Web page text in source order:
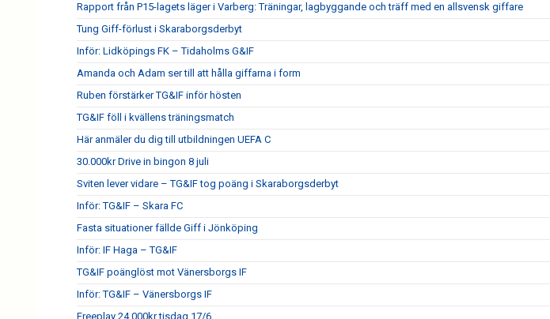
Rapport från P15-lagets läger i Varberg: Träningar, lagbyggande och träff med en allsvensk giffare
Tung Giff-förlust i Skaraborgsderbyt
Inför: Lidköpings FK – Tidaholms G&IF
Amanda och Adam ser till att hålla giffarna i form
Ruben förstärker TG&IF inför hösten
TG&IF föll i kvällens träningsmatch
Här anmäler du dig till utbildningen UEFA C
30.000kr Drive in bingon 8 juli
Sviten lever vidare – TG&IF tog poäng i Skaraborgsderbyt
Inför: TG&IF – Skara FC
Fasta situationer fällde Giff i Jönköping
Inför: IF Haga – TG&IF
TG&IF poänglöst mot Vänersborgs IF
Inför: TG&IF – Vänersborgs IF
Freeplay 24.000kr tisdag 17/6